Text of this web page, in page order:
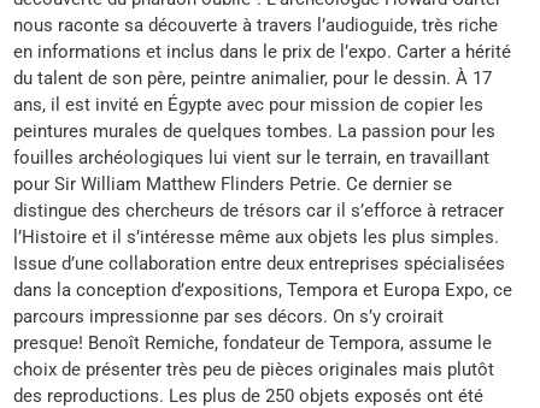
nous raconte sa découverte à travers l’audioguide, très riche
en informations et inclus dans le prix de l’expo. Carter a hérité
du talent de son père, peintre animalier, pour le dessin. À 17
ans, il est invité en Égypte avec pour mission de copier les
peintures murales de quelques tombes. La passion pour les
fouilles archéologiques lui vient sur le terrain, en travaillant
pour Sir William Matthew Flinders Petrie. Ce dernier se
distingue des chercheurs de trésors car il s’efforce à retracer
l’Histoire et il s’intéresse même aux objets les plus simples.
Issue d’une collaboration entre deux entreprises spécialisées
dans la conception d’expositions, Tempora et Europa Expo, ce
parcours impressionne par ses décors. On s’y croirait
presque! Benoît Remiche, fondateur de Tempora, assume le
choix de présenter très peu de pièces originales mais plutôt
des reproductions. Les plus de 250 objets exposés ont été